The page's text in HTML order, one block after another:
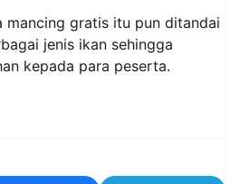
mancing gratis itu pun ditandai
jenis ikan sehingga
kepada para peserta.